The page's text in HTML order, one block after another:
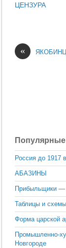
ЦЕНЗУРА
«
Россия до 1917
АБАЗИНЫ
Прибыльщики —
Таблицы и схемы
Форма царской
Промышленно-
Новгороде